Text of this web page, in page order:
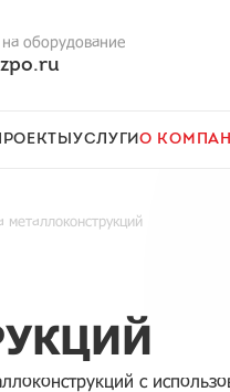
оборудование
УСЛУГИО
металлоконструкций
с